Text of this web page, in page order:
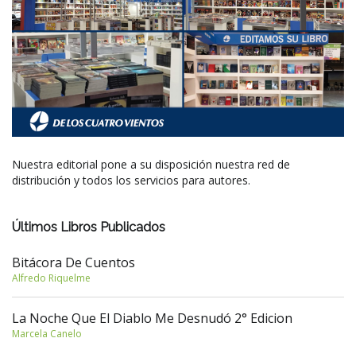
Nuestra editorial pone a su disposición nuestra red de
distribución y todos los servicios para autores.
Últimos Libros Publicados
Bitácora De Cuentos
Alfredo Riquelme
La Noche Que El Diablo Me Desnudó 2° Edicion
Marcela Canelo